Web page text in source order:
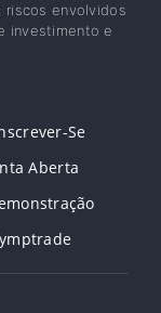
riscos envolvidos
investimento e
Se
Aberta